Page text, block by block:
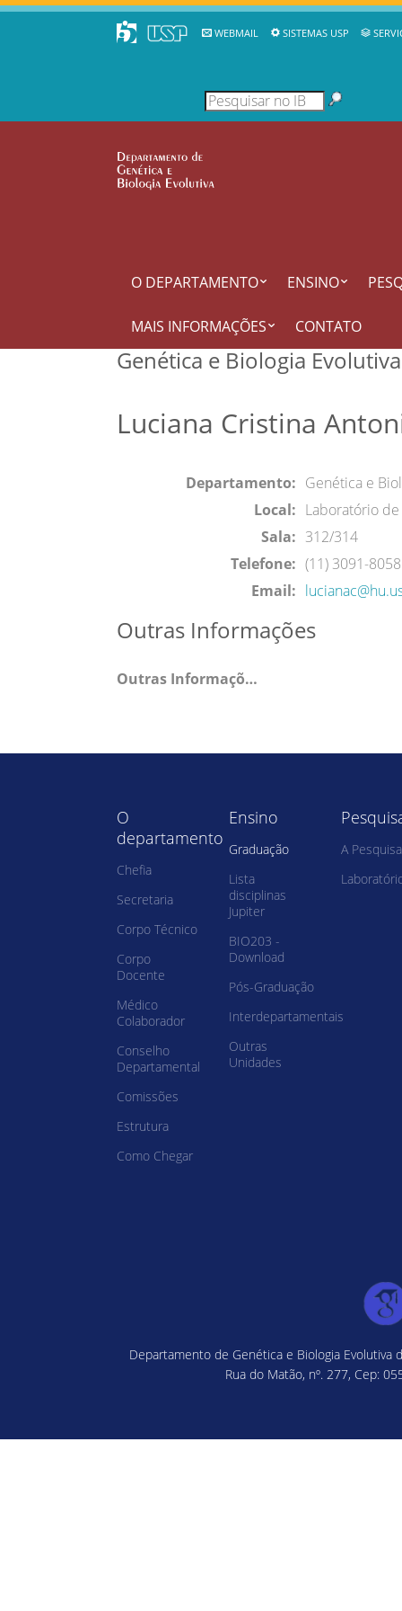
WEBMAIL SISTEMAS USP
O DEPARTAMENTO ENSINO
MAIS INFORMAÇÕES CONTATO
Genética e Biologia
Luciana Cristina
Departamento: Genética e
Local: Laboratório
Sala: 312/314
Telefone: (11) 3091-8058
Email:
Outras Informações
Outras Informações:
O
departamento
Chefia
Secretaria
Corpo Técnico
Corpo
Docente
Médico
Colaborador
Conselho
Departamental
Comissões
Estrutura
Como Chegar
Ensino
Graduação
Lista
disciplinas
Jupiter
BIO203 -
Download
Pós-Graduação
Interdepartamentais
Outras
Unidades
A Pesquisa
Departamento de Genética e Biologia Evolutiva
Rua do Matão, nº. 277, Cep: